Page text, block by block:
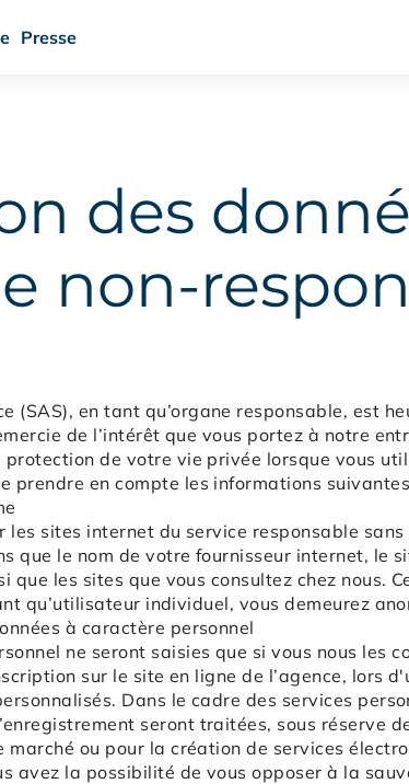
Presse
des
non-
(SAS), en tant qu’organe responsable, est
de l’intérêt que vous portez à notre
protection de votre vie privée lorsque vous
prendre en compte les informations
les sites internet du service responsable
que le nom de votre fournisseur internet, le
que les sites que vous consultez chez nous.
qu’utilisateur individuel, vous demeurez
à caractère personnel
ne seront saisies que si vous nous les
sur le site en ligne de l’agence, lors
Dans le cadre des services
seront traitées, sous réserve
ou pour la création de services
avez la possibilité de vous opposer à la